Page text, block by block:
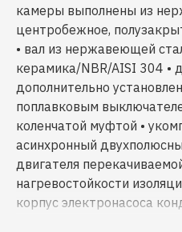
камеры выполнены из
центробежное,
• вал из нержавеющей
керамика/NBR/AISI 304 •
дополнительно
поплавковым
коленчатой муфтой •
асинхронный
двигателя
нагревостойкости
корпус электронасоса
защита от перегрузок с